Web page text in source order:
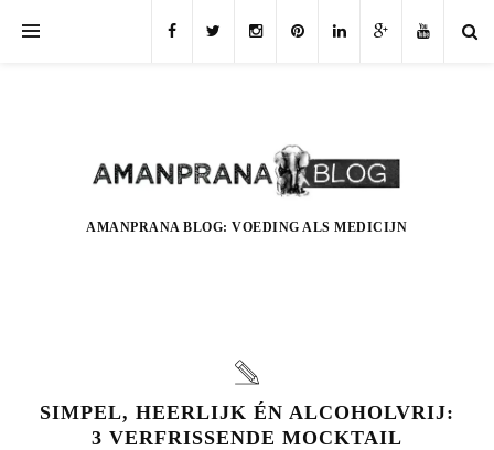
AMANPRANA BLOG: VOEDING ALS MEDICIJN
SIMPEL, HEERLIJK ÉN ALCOHOLVRIJ:
3 VERFRISSENDE MOCKTAIL